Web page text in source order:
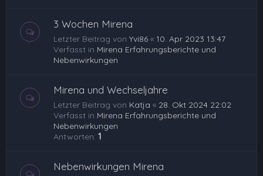
3 Wochen Mirena
Letzter Beitrag von Yvi86 « 10. Apr 2023 13:47
Verfasst in Mirena Erfahrungsberichte und
Nebenwirkungen
Mirena und Wechseljahre
Letzter Beitrag von Katja « 28. Okt 2024 22:02
Verfasst in Mirena Erfahrungsberichte und
Nebenwirkungen
Antworten: 1
Nebenwirkungen Mirena